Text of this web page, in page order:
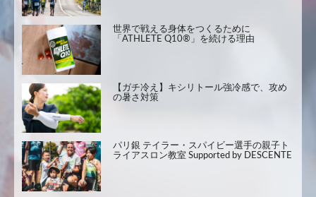
世界で戦える身体をつくるために
「ATHLETE Q10®」を続ける理由
【ガチ冷え】キシリトール強冷感で、攻め
の暑さ対策
パリ銀 テイラー・スパイビー選手の親子ト
ライアスロン教室 Supported by DESCENTE